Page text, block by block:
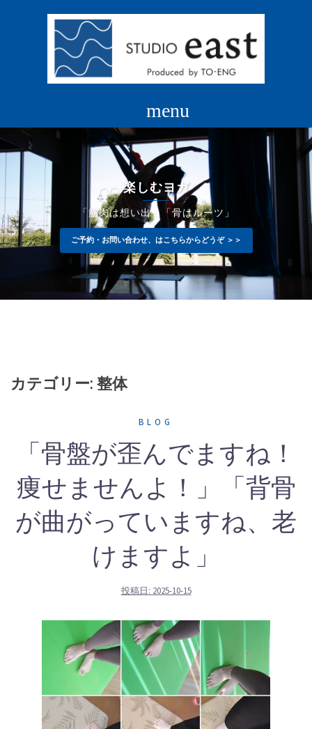
キ
楽しむヨガ
「筋肉は想い出」「骨はルーツ」
ご予約・お問い合わせ、はこちらからどうぞ ＞＞
カテゴリー: 整体
BLOG
「骨盤が歪んでますね！
痩せませんよ！」「背骨
が曲がっていますね、老
けますよ」
投稿日: 2025-10-15